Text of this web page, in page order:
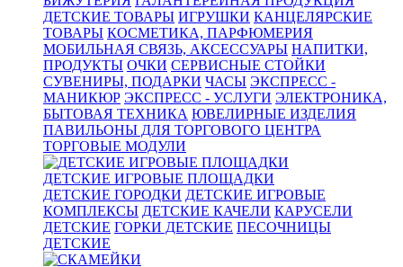
ДЕТСКИЕ ТОВАРЫ ИГРУШКИ КАНЦЕЛЯРСКИЕ
ТОВАРЫ КОСМЕТИКА, ПАРФЮМЕРИЯ
МОБИЛЬНАЯ СВЯЗЬ, АКСЕССУАРЫ НАПИТКИ,
ПРОДУКТЫ ОЧКИ СЕРВИСНЫЕ СТОЙКИ
СУВЕНИРЫ, ПОДАРКИ ЧАСЫ ЭКСПРЕСС -
МАНИКЮР ЭКСПРЕСС - УСЛУГИ ЭЛЕКТРОНИКА,
БЫТОВАЯ ТЕХНИКА ЮВЕЛИРНЫЕ ИЗДЕЛИЯ
ПАВИЛЬОНЫ ДЛЯ ТОРГОВОГО ЦЕНТРА
ТОРГОВЫЕ МОДУЛИ
ДЕТСКИЕ ИГРОВЫЕ ПЛОЩАДКИ
ДЕТСКИЕ ГОРОДКИ ДЕТСКИЕ ИГРОВЫЕ
КОМПЛЕКСЫ ДЕТСКИЕ КАЧЕЛИ КАРУСЕЛИ
ДЕТСКИЕ ГОРКИ ДЕТСКИЕ ПЕСОЧНИЦЫ
ДЕТСКИЕ